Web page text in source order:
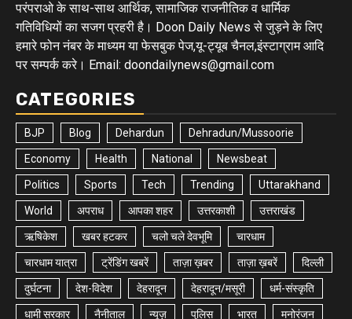
परंपराओ के साथ-साथ आर्थिक, सामाजिक राजनीतिक व धार्मिक
गतिविधियों का सजग प्रहरी है। Doon Daily News से जुड़ने के लिए
हमारे फोन नंबर के माध्यम या फेसबुक पेज,यू-ट्यूब चैनल,इंस्टाग्राम आदि
पर सम्पर्क करे। Email: doondailynews@gmail.com
CATEGORIES
BJP Blog Dehardun Dehradun/Mussoorie
Economy Health National Newsbeat
Politics Sports Tech Trending Uttarakhand
World अपराध आपका शहर उत्तरकाशी उत्तराखंड
ऋषिकेश खबर हटकर चलो चले देवभूमि चारधाम
चारधाम यात्रा ट्रेंडिंग खबरें ताज़ा ख़बर ताज़ा ख़बरें दिल्ली
दुर्घटना देश-विदेश देहरादून देहरादून/मसूरी धर्म-संस्कृति
धामी सरकार नैनीताल न्यूज़ पुलिस भारत मनोरंजन